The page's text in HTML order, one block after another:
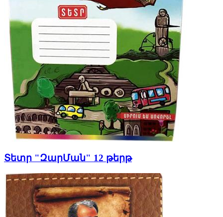
Տետր "ԶարՄան" 12 թերթ